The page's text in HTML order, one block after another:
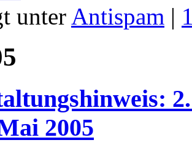
unter Antispam |
2005